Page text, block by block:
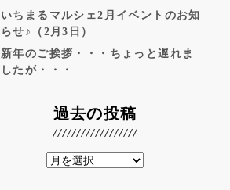
いちまるマルシェ2月イベントのお知
らせ♪（2月3日）
新年のご挨拶・・・ちょっと遅れま
したが・・・
過去の投稿